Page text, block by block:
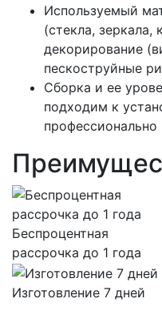
Используемый
(стекла, зеркала,
декорирование
пескоструйные
Сборка и ее
подходим к
профессионально
Беспроцентная
рассрочка до 1 года
Изготовление 7 дней